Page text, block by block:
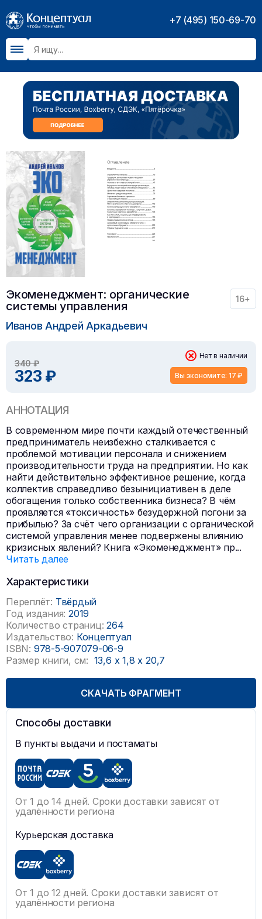
+7 (495) 150-69-70
Экоменеджмент: органические
системы управления
16+
Иванов Андрей Аркадьевич
340 ₽
323 ₽
Нет в наличии
Вы экономите: 17 ₽
АННОТАЦИЯ
В современном мире почти каждый отечественный
предприниматель неизбежно сталкивается с
проблемой мотивации персонала и снижением
производительности труда на предприятии. Но как
найти действительно эффективное решение, когда
коллектив справедливо безынициативен в деле
обогащения только собственника бизнеса? В чём
проявляется «токсичность» безудержной погони за
прибылью? За счёт чего организации с органической
системой управления менее подвержены влиянию
кризисных явлений? Книга «Экоменеджмент» пр...
Читать далее
Характеристики
Переплёт: Твёрдый
Год издания: 2019
Количество страниц: 264
Издательство: Концептуал
ISBN: 978-5-907079-06-9
Размер книги, см: 13,6 x 1,8 x 20,7
СКАЧАТЬ ФРАГМЕНТ
Способы доставки
В пункты выдачи и постаматы
От 1 до 14 дней. Сроки доставки зависят от
удалённости региона
Курьерская доставка
От 1 до 12 дней. Сроки доставки зависят от
удалённости региона